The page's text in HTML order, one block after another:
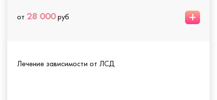
от 28 000руб +
Лечение зависимости от ЛСД